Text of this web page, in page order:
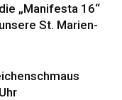
„Manifesta 16“
St. Marien-